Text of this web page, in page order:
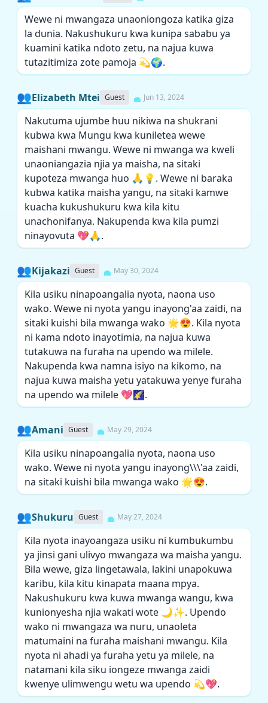
Wewe ni mwangaza unaoniongoza katika giza
la dunia. Nakushukuru kwa kunipa sababu ya
kuamini katika ndoto zetu, na najua kuwa
tutazitimiza zote pamoja 💫🌍.
👥Elizabeth Mtei Guest Jun 13, 2024
Nakutuma ujumbe huu nikiwa na shukrani
kubwa kwa Mungu kwa kuniletea wewe
maishani mwangu. Wewe ni mwanga wa kweli
unaoniangazia njia ya maisha, na sitaki
kupoteza mwanga huo 🙏💡. Wewe ni baraka
kubwa katika maisha yangu, na sitaki kamwe
kuacha kukushukuru kwa kila kitu
unachonifanya. Nakupenda kwa kila pumzi
ninayovuta 💖🙏.
👥Kijakazi Guest May 30, 2024
Kila usiku ninapoangalia nyota, naona uso
wako. Wewe ni nyota yangu inayong'aa zaidi, na
sitaki kuishi bila mwanga wako 🌟😍. Kila nyota
ni kama ndoto inayotimia, na najua kuwa
tutakuwa na furaha na upendo wa milele.
Nakupenda kwa namna isiyo na kikomo, na
najua kuwa maisha yetu yatakuwa yenye furaha
na upendo wa milele 💖🌠.
👥Amani Guest May 29, 2024
Kila usiku ninapoangalia nyota, naona uso
wako. Wewe ni nyota yangu inayong\\\'aa zaidi,
na sitaki kuishi bila mwanga wako 🌟😍.
👥Shukuru Guest May 27, 2024
Kila nyota inayoangaza usiku ni kumbukumbu
ya jinsi gani ulivyo mwangaza wa maisha yangu.
Bila wewe, giza lingetawala, lakini unapokuwa
karibu, kila kitu kinapata maana mpya.
Nakushukuru kwa kuwa mwanga wangu, kwa
kunionyesha njia wakati wote 🌙✨. Upendo
wako ni mwangaza wa nuru, unaoleta
matumaini na furaha maishani mwangu. Kila
nyota ni ahadi ya furaha yetu ya milele, na
natamani kila siku iongeze mwanga zaidi
kwenye ulimwengu wetu wa upendo 💫💖.